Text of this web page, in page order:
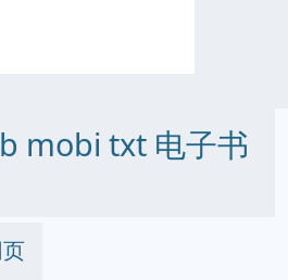
mobi txt 电子书